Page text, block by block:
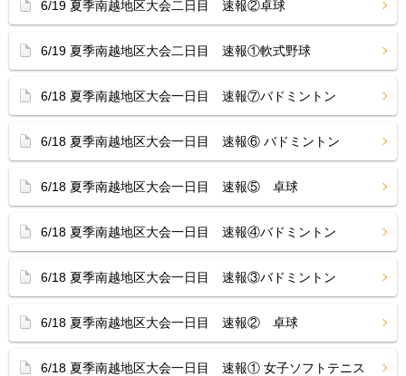
6/19 夏季南越地区大会二日目 速報②卓球
6/19 夏季南越地区大会二日目 速報①軟式野球
6/18 夏季南越地区大会一日目 速報⑦バドミントン
6/18 夏季南越地区大会一日目 速報⑥ バドミントン
6/18 夏季南越地区大会一日目 速報⑤ 卓球
6/18 夏季南越地区大会一日目 速報④バドミントン
6/18 夏季南越地区大会一日目 速報③バドミントン
6/18 夏季南越地区大会一日目 速報② 卓球
6/18 夏季南越地区大会一日目 速報① 女子ソフトテニス